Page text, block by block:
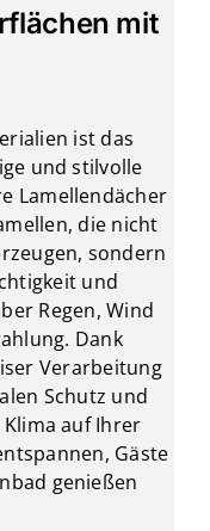
mit
ist das
und stilvolle
Lamellendächer
die nicht
sondern
und
Regen, Wind
Dank
Verarbeitung
Schutz und
auf Ihrer
Gäste
genießen